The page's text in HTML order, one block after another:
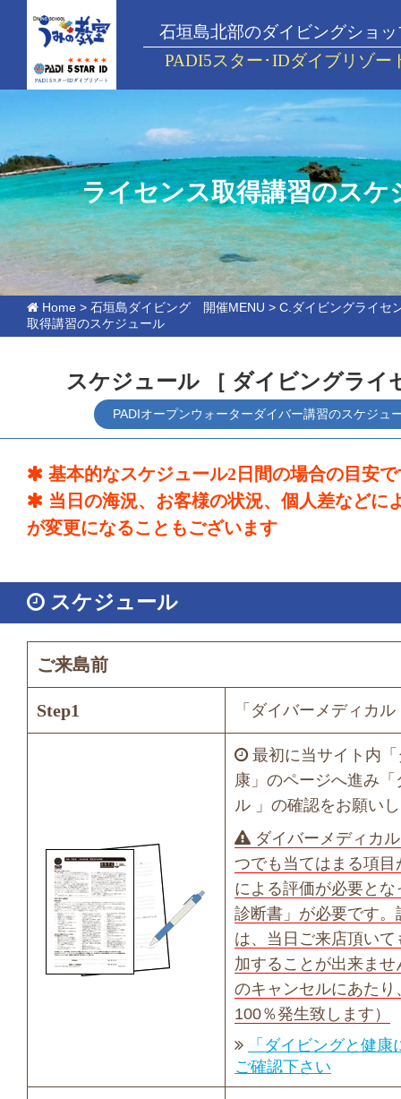
石垣島北部のダイビングショッ
PADI5スター･IDダイブリゾー
ライセンス取得講習のスケ
Home > 石垣島ダイビング 開催MENU > C.ダイビングライセ
取得講習のスケジュール
スケジュール［ ダイビングライ
PADIオープンウォーターダイバー講習のスケジュ
基本的なスケジュール2日間の場合の目安で
当日の海況、お客様の状況、個人差などに
が変更になることもございます
スケジュール
ご来島前
Step1 「ダイバーメディカ
最初に当サイト内
康」のページへ進み
ル 」の確認をお願い
ダイバーメディカ
つでも当てはまる項
による評価が必要と
診断書」が必要です
は、当日ご来店頂い
加することが出来ま
のキャンセルにあた
100％発生致します）
「ダイビングと健
ご確認下さい